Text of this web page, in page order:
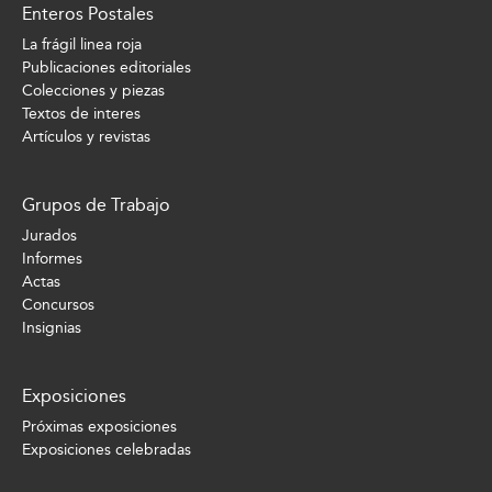
Enteros Postales
La frágil linea roja
Publicaciones editoriales
Colecciones y piezas
Textos de interes
Artículos y revistas
Grupos de Trabajo
Jurados
Informes
Actas
Concursos
Insignias
Exposiciones
Próximas exposiciones
Exposiciones celebradas